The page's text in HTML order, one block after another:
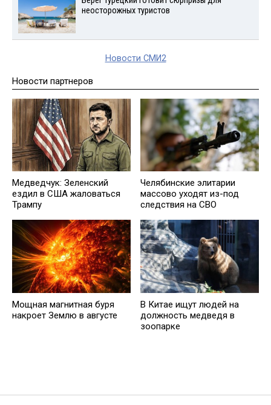
неосторожных туристов
Новости СМИ2
Новости партнеров
Медведчук: Зеленский
ездил в США жаловаться
Трампу
Челябинские элитарии
массово уходят из-под
следствия на СВО
Мощная магнитная буря
накроет Землю в августе
В Китае ищут людей на
должность медведя в
зоопарке